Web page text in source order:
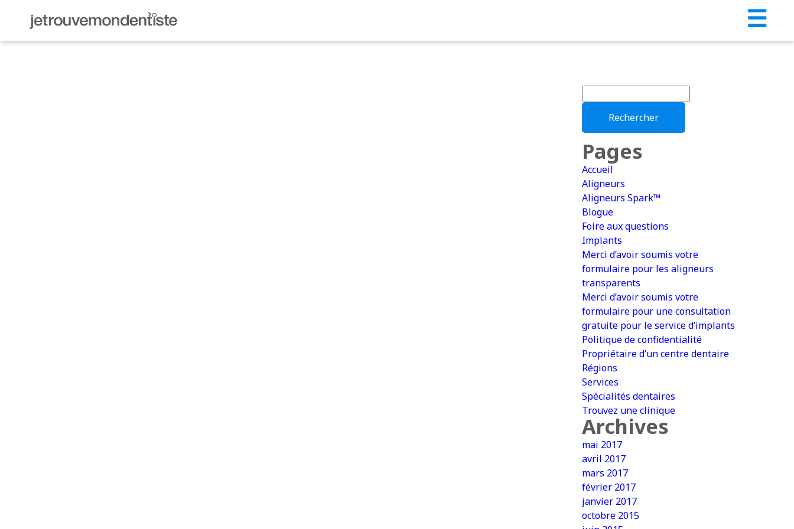
☰
Pages
Accueil
Aligneurs
Aligneurs Spark™
Blogue
Foire aux questions
Implants
Merci d’avoir soumis votre
formulaire pour les aligneurs
transparents
Merci d’avoir soumis votre
formulaire pour une consultation
gratuite pour le service d’implants
Politique de confidentialité
Propriétaire d’un centre dentaire
Régions
Services
Spécialités dentaires
Trouvez une clinique
Archives
mai 2017
avril 2017
mars 2017
février 2017
janvier 2017
octobre 2015